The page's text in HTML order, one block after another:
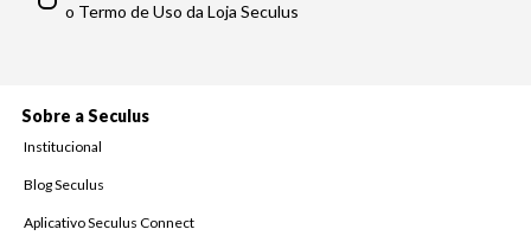
o Termo de Uso da Loja Seculus
Sobre a Seculus
Institucional
Blog Seculus
Aplicativo Seculus Connect